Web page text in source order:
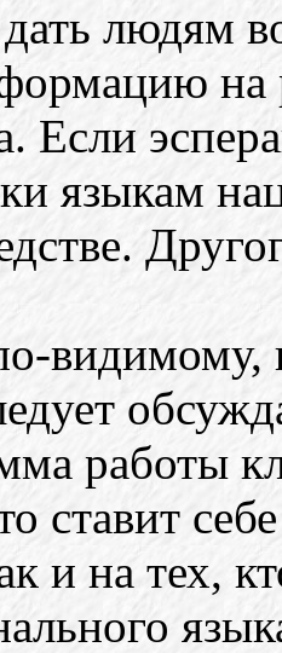
людям
на
Если
языкам
видимому,
работы
ставит
и на тех,